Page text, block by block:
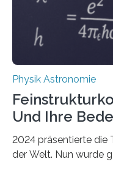
Physik Astronomie
Und Ihre
2024 präsentierte die
der Welt. Nun wurde